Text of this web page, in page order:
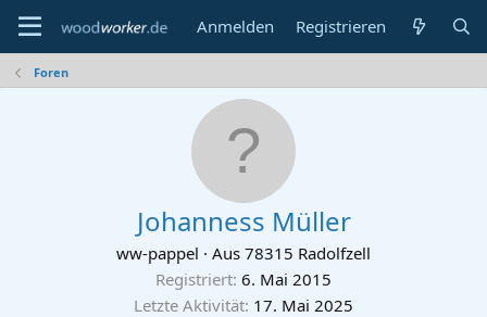
Anmelden Registrieren
Foren
Johanness Müller
ww-pappel · Aus 78315 Radolfzell
Registriert 6. Mai 2015
Letzte Aktivität 17. Mai 2025